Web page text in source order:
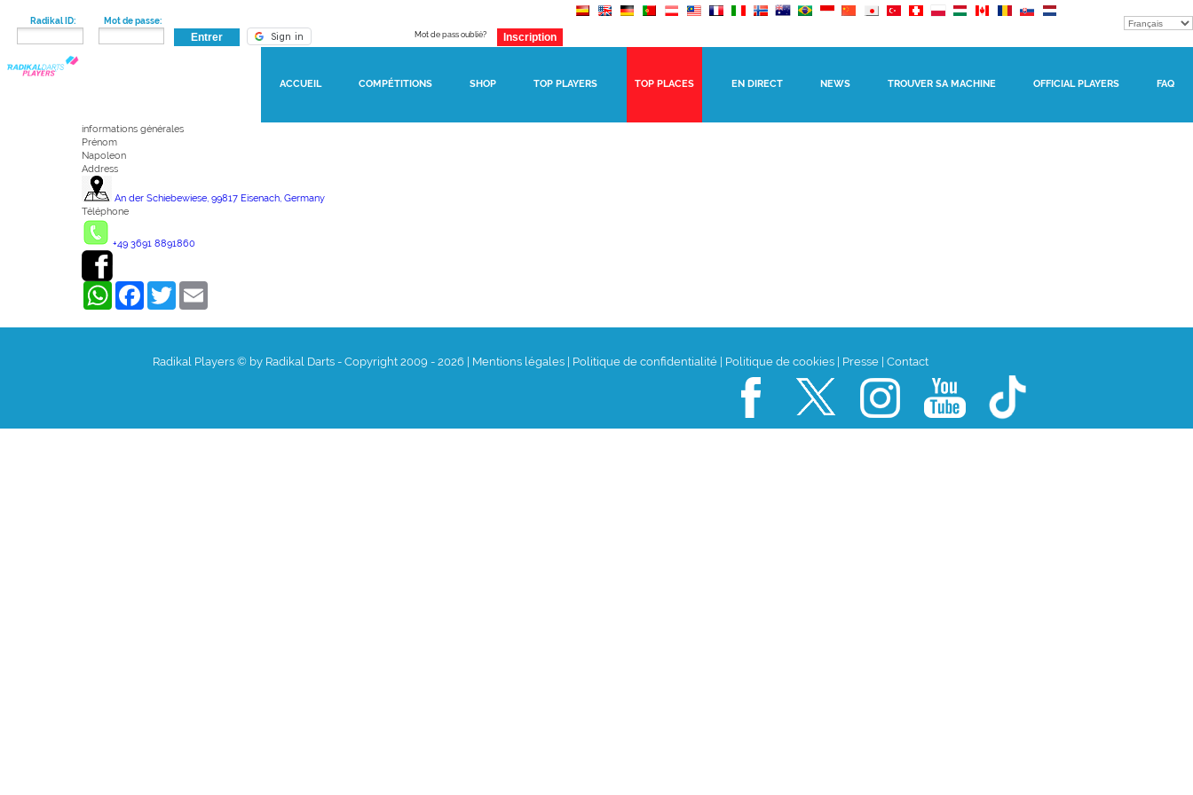
Radikal ID: Mot de passe:
Mot de pass oublié?
ACCUEIL COMPÉTITIONS SHOP TOP PLAYERS TOP PLACES EN DIRECT NEWS TROUVER SA MACHINE OFFICIAL PLAYERS FAQ
informations générales
Prénom
Napoleon
Address
An der Schiebewiese, 99817 Eisenach, Germany
Téléphone
+49 3691 8891860
WhatsAppFacebookTwitter
Radikal Players © by Radikal Darts - Copyright 2009 - 2026 Mentions légales Politique de confidentialité Politique de cookies Presse Contact